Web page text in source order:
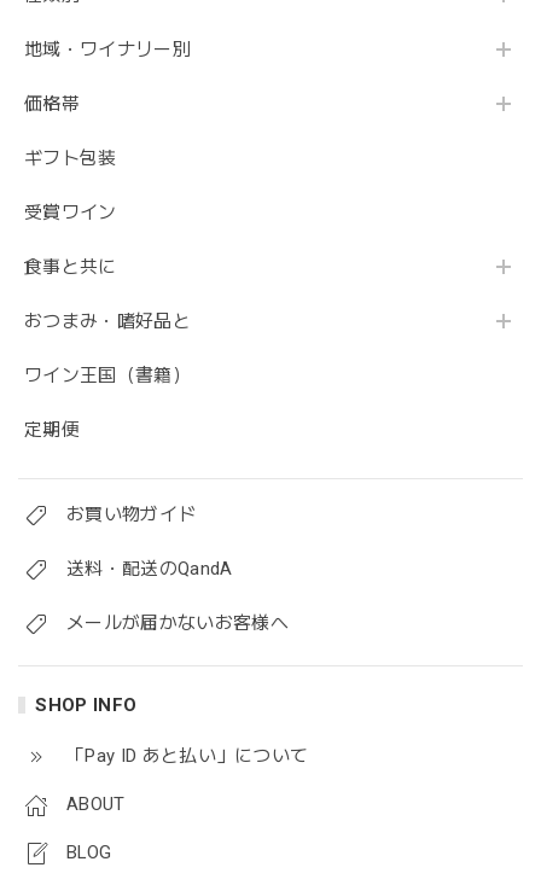
地域・ワイナリー別
価格帯
ギフト包装
受賞ワイン
食事と共に
おつまみ・嗜好品と
ワイン王国（書籍）
定期便
お買い物ガイド
送料・配送のQandA
メールが届かないお客様へ
SHOP INFO
「Pay ID あと払い」について
ABOUT
BLOG